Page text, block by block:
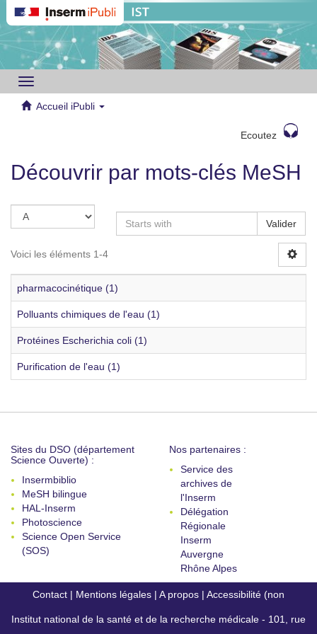
Toggle
navigation
Accueil iPubli
Ecoutez
Découvrir par mots-clés MeSH
Valider
Voici les éléments 1-4
pharmacocinétique (1)
Polluants chimiques de l'eau (1)
Protéines Escherichia coli (1)
Purification de l'eau (1)
Sites du DSO (département
Science Ouverte) :
Insermbiblio
MeSH bilingue
HAL-Inserm
Photoscience
Science Open Service
(SOS)
Nos partenaires :
Service des
archives de
l'Inserm
Délégation
Régionale
Inserm
Auvergne
Rhône Alpes
Contact | Mentions légales | A propos | Accessibilité (non
conforme)
Institut national de la santé et de la recherche médicale - 101, rue